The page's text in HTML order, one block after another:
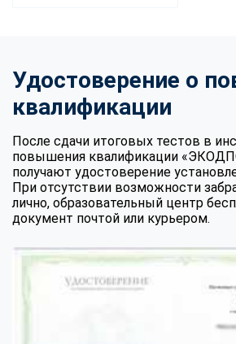
Удостоверение о
квалификации
После сдачи итоговых тестов в
повышения квалификации
получают удостоверение
При отсутствии возможности
лично, образовательный центр
документ почтой или курьером.